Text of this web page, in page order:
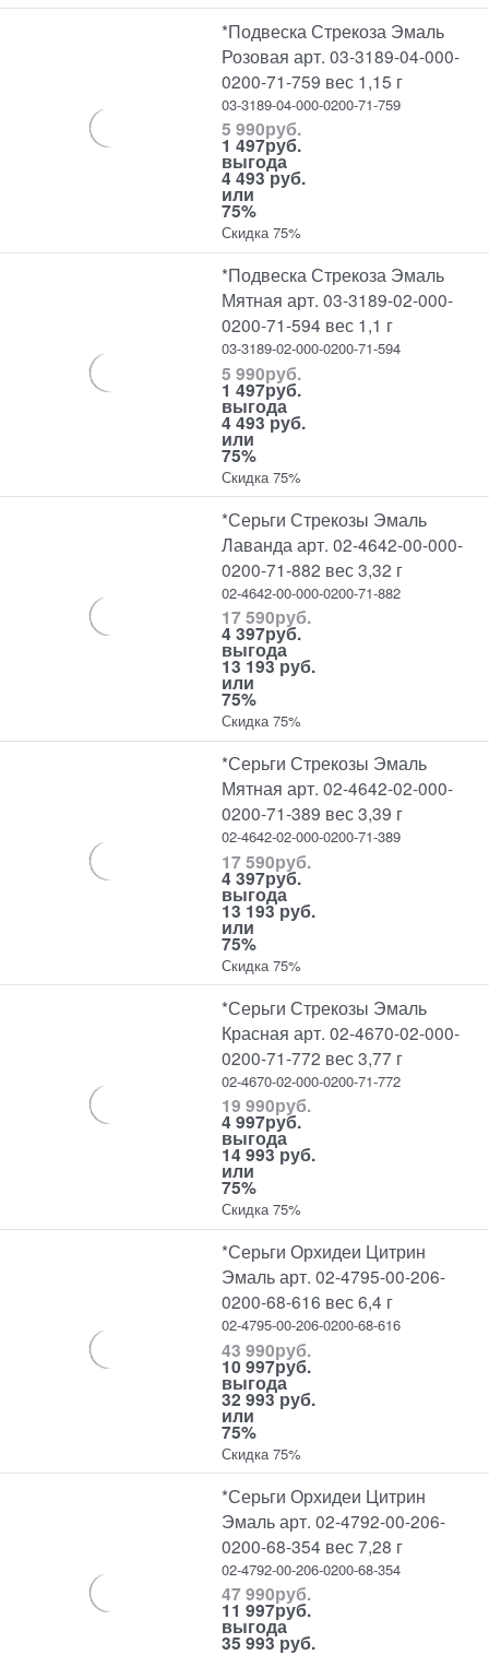
*Подвеска Стрекоза Эмаль
Розовая арт. 03-3189-04-000-
0200-71-759 вес 1,15 г
03-3189-04-000-0200-71-759
5 990руб.
1 497руб.
выгода
4 493 руб.
или
75%
Скидка 75%
*Подвеска Стрекоза Эмаль
Мятная арт. 03-3189-02-000-
0200-71-594 вес 1,1 г
03-3189-02-000-0200-71-594
5 990руб.
1 497руб.
выгода
4 493 руб.
или
75%
Скидка 75%
*Серьги Стрекозы Эмаль
Лаванда арт. 02-4642-00-000-
0200-71-882 вес 3,32 г
02-4642-00-000-0200-71-882
17 590руб.
4 397руб.
выгода
13 193 руб.
или
75%
Скидка 75%
*Серьги Стрекозы Эмаль
Мятная арт. 02-4642-02-000-
0200-71-389 вес 3,39 г
02-4642-02-000-0200-71-389
17 590руб.
4 397руб.
выгода
13 193 руб.
или
75%
Скидка 75%
*Серьги Стрекозы Эмаль
Красная арт. 02-4670-02-000-
0200-71-772 вес 3,77 г
02-4670-02-000-0200-71-772
19 990руб.
4 997руб.
выгода
14 993 руб.
или
75%
Скидка 75%
*Серьги Орхидеи Цитрин
Эмаль арт. 02-4795-00-206-
0200-68-616 вес 6,4 г
02-4795-00-206-0200-68-616
43 990руб.
10 997руб.
выгода
32 993 руб.
или
75%
Скидка 75%
*Серьги Орхидеи Цитрин
Эмаль арт. 02-4792-00-206-
0200-68-354 вес 7,28 г
02-4792-00-206-0200-68-354
47 990руб.
11 997руб.
выгода
35 993 руб.